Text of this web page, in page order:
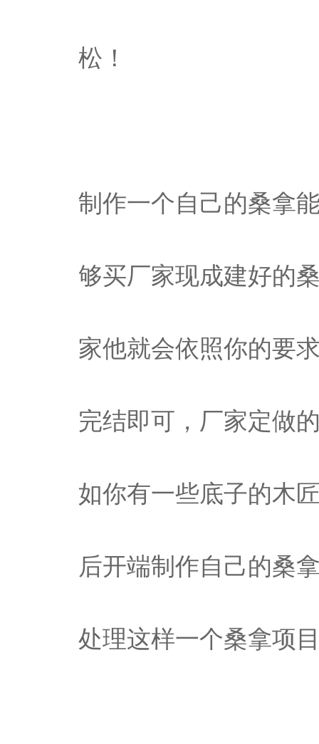
松！
制作一个自己的桑拿
够买厂家现成建好的
家他就会依照你的要
完结即可，厂家定做
如你有一些底子的木
后开端制作自己的桑
处理这样一个桑拿项